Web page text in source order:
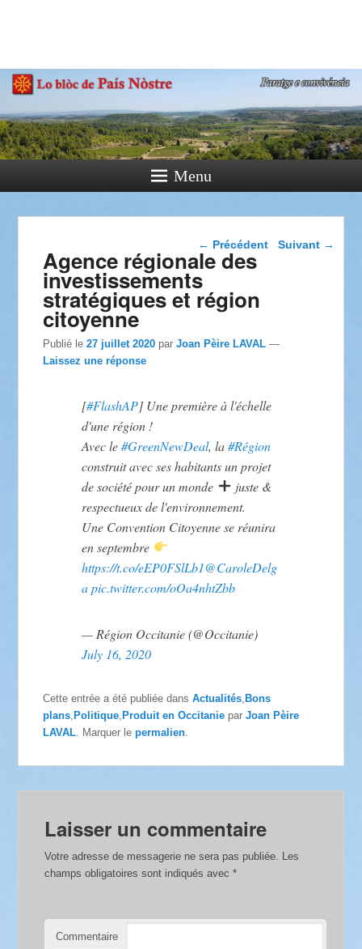
Paratge e Convivència
Menu
Navigation dans les
← Précédent Suivant →
Agence régionale des
investissements
stratégiques et région
citoyenne
Publié le27 juillet 2020 parJoan Pèire LAVAL —
Laissez une réponse
[#FlashAP] Une première à l'échelle
d'une région !
Avec le#GreenNewDeal, la#Région
construit avec ses habitants un projet
de société pour un monde
juste &
respectueux de l'environnement.
Une Convention Citoyenne se réunira
en septembre
https://t.co/eEP0FSlLb1@CaroleDelg
a pic.twitter.com/oOa4nhtZbb
— Région Occitanie (@Occitanie)
July 16, 2020
Cette entrée a été publiée dansActualités ,Bons
plans ,Politique ,Produit en Occitanie parJoan Pèire
LAVAL . Marquer lepermalien
Laisser un commentaire
Votre adresse de messagerie ne sera pas publiée. Les
champs obligatoires sont indiqués avec*
Commentaire